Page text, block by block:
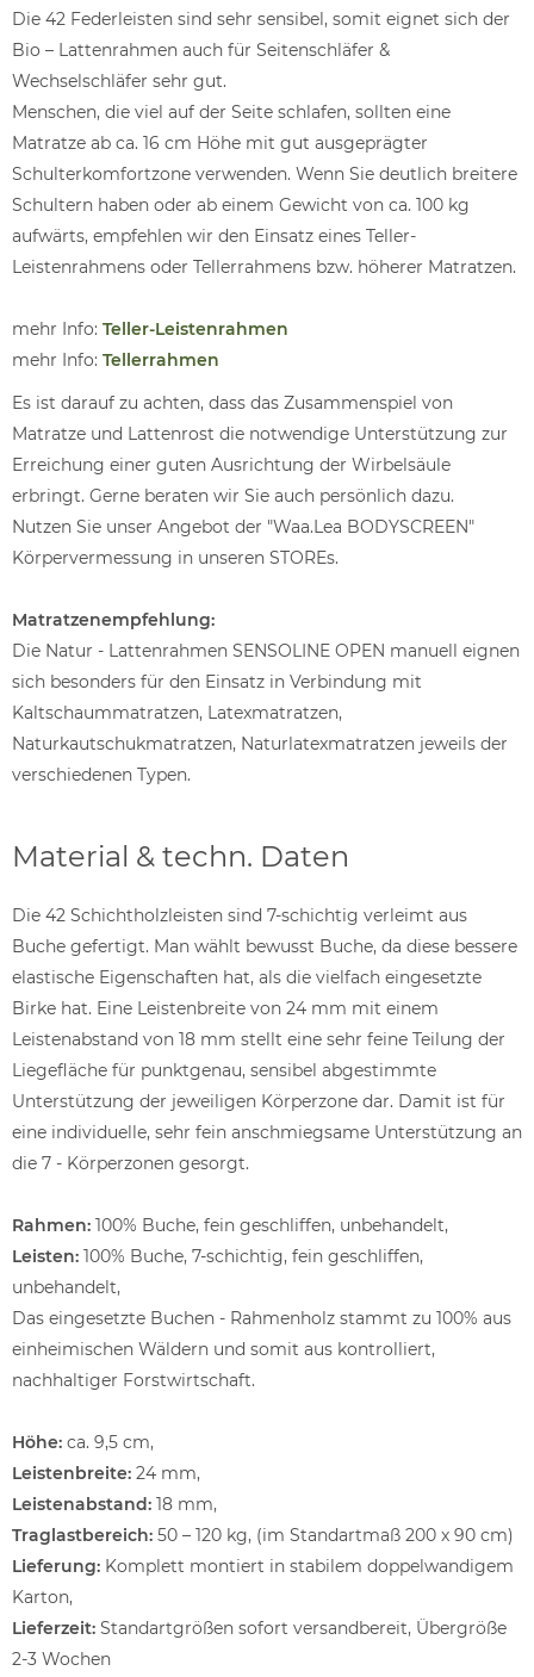
Die 42 Federleisten sind sehr sensibel, somit eignet sich der
Bio – Lattenrahmen auch für Seitenschläfer &
Wechselschläfer sehr gut.
Menschen, die viel auf der Seite schlafen, sollten eine
Matratze ab ca. 16 cm Höhe mit gut ausgeprägter
Schulterkomfortzone verwenden. Wenn Sie deutlich breitere
Schultern haben oder ab einem Gewicht von ca. 100 kg
aufwärts, empfehlen wir den Einsatz eines Teller-
Leistenrahmens oder Tellerrahmens bzw. höherer Matratzen.
mehr Info: Teller-Leistenrahmen
mehr Info: Tellerrahmen
Es ist darauf zu achten, dass das Zusammenspiel von
Matratze und Lattenrost die notwendige Unterstützung zur
Erreichung einer guten Ausrichtung der Wirbelsäule
erbringt. Gerne beraten wir Sie auch persönlich dazu.
Nutzen Sie unser Angebot der "Waa.Lea BODYSCREEN"
Körpervermessung in unseren STOREs.
Matratzenempfehlung:
Die Natur - Lattenrahmen SENSOLINE OPEN manuell eignen
sich besonders für den Einsatz in Verbindung mit
Kaltschaummatratzen, Latexmatratzen,
Naturkautschukmatratzen, Naturlatexmatratzen jeweils der
verschiedenen Typen.
Material & techn. Daten
Die 42 Schichtholzleisten sind 7-schichtig verleimt aus
Buche gefertigt. Man wählt bewusst Buche, da diese bessere
elastische Eigenschaften hat, als die vielfach eingesetzte
Birke hat. Eine Leistenbreite von 24 mm mit einem
Leistenabstand von 18 mm stellt eine sehr feine Teilung der
Liegefläche für punktgenau, sensibel abgestimmte
Unterstützung der jeweiligen Körperzone dar. Damit ist für
eine individuelle, sehr fein anschmiegsame Unterstützung an
die 7 - Körperzonen gesorgt.
Rahmen: 100% Buche, fein geschliffen, unbehandelt,
Leisten: 100% Buche, 7-schichtig, fein geschliffen,
unbehandelt,
Das eingesetzte Buchen - Rahmenholz stammt zu 100% aus
einheimischen Wäldern und somit aus kontrolliert,
nachhaltiger Forstwirtschaft.
Höhe: ca. 9,5 cm,
Leistenbreite: 24 mm,
Leistenabstand: 18 mm,
Traglastbereich: 50 – 120 kg, (im Standartmaß 200 x 90 cm)
Lieferung: Komplett montiert in stabilem doppelwandigem
Karton,
Lieferzeit: Standartgrößen sofort versandbereit, Übergröße
2-3 Wochen